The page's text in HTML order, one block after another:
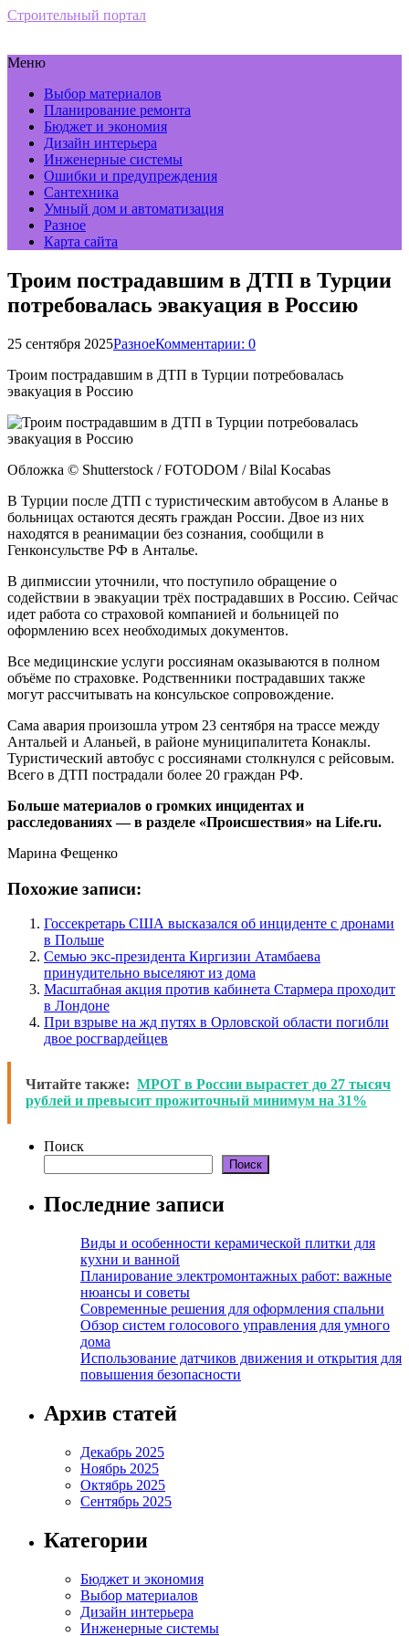
Строительный портал
Меню
Выбор материалов
Планирование ремонта
Бюджет и экономия
Дизайн интерьера
Инженерные системы
Ошибки и предупреждения
Сантехника
Умный дом и автоматизация
Разное
Карта сайта
Троим пострадавшим в ДТП в Турции
потребовалась эвакуация в Россию
25 сентября 2025РазноеКомментарии: 0
Троим пострадавшим в ДТП в Турции потребовалась
эвакуация в Россию
Обложка © Shutterstock / FOTODOM / Bilal Kocabas
В Турции после ДТП с туристическим автобусом в Аланье в
больницах остаются десять граждан России. Двое из них
находятся в реанимации без сознания, сообщили в
Генконсульстве РФ в Анталье.
В дипмиссии уточнили, что поступило обращение о
содействии в эвакуации трёх пострадавших в Россию. Сейчас
идет работа со страховой компанией и больницей по
оформлению всех необходимых документов.
Все медицинские услуги россиянам оказываются в полном
объёме по страховке. Родственники пострадавших также
могут рассчитывать на консульское сопровождение.
Сама авария произошла утром 23 сентября на трассе между
Антальей и Аланьей, в районе муниципалитета Конаклы.
Туристический автобус с россиянами столкнулся с рейсовым.
Всего в ДТП пострадали более 20 граждан РФ.
Больше материалов о громких инцидентах и
расследованиях — в разделе «Происшествия» на Life.ru.
Марина Фещенко
Похожие записи:
Госсекретарь США высказался об инциденте с дронами
в Польше
Семью экс-президента Киргизии Атамбаева
принудительно выселяют из дома
Масштабная акция против кабинета Стармера проходит
в Лондоне
При взрыве на жд путях в Орловской области погибли
двое росгвардейцев
Читайте также: МРОТ в России вырастет до 27 тысяч
рублей и превысит прожиточный минимум на 31%
Поиск
Поиск
Последние записи
Виды и особенности керамической плитки для
кухни и ванной
Планирование электромонтажных работ: важные
нюансы и советы
Современные решения для оформления спальни
Обзор систем голосового управления для умного
дома
Использование датчиков движения и открытия для
повышения безопасности
Архив статей
Декабрь 2025
Ноябрь 2025
Октябрь 2025
Сентябрь 2025
Категории
Бюджет и экономия
Выбор материалов
Дизайн интерьера
Инженерные системы